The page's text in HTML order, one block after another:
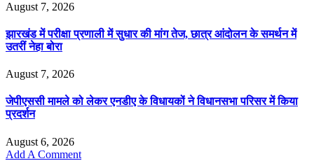
August 7, 2026
झारखंड में परीक्षा प्रणाली में सुधार की मांग तेज, छात्र आंदोलन के समर्थन में
उतरीं नेहा बोरा
August 7, 2026
जेपीएससी मामले को लेकर एनडीए के विधायकों ने विधानसभा परिसर में किया
प्रदर्शन
August 6, 2026
Add A Comment